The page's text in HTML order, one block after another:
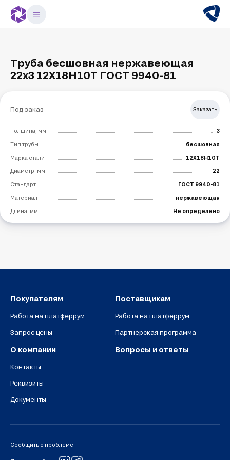
Труба бесшовная нержавеющая
22х3 12X18H10T ГОСТ 9940-81
Под заказ Заказать
Толщина, мм 3
Тип трубы бесшовная
Марка стали 12X18H10T
Диаметр, мм 22
Стандарт ГОСТ 9940-81
Материал нержавеющая
Длина, мм Не определено
Покупателям
Работа на платферрум
Запрос цены
Поставщикам
Работа на платферрум
Партнерская программа
О компании
Контакты
Реквизиты
Документы
Вопросы и ответы
Сообщить о проблеме